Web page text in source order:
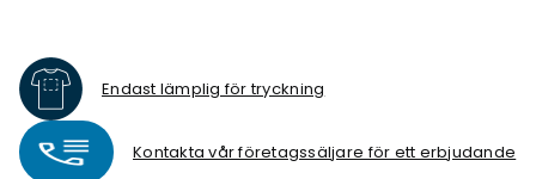
Endast lämplig för tryckning
Kontakta vår företagssäljare för ett erbjudande